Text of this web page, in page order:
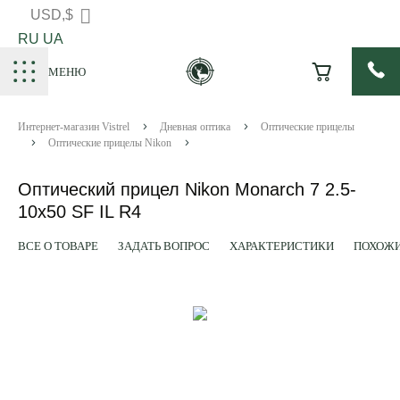
USD,$
RU UA
МЕНЮ
Интернет-магазин Vistrel Дневная оптика
Оптические прицелы
Оптические прицелы Nikon
Оптический прицел Nikon Monarch 7 2.5-
10x50 SF IL R4
ВСЕ О ТОВАРЕ ЗАДАТЬ ВОПРОС ХАРАКТЕРИСТИКИ